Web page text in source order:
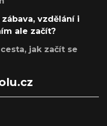
vzdělání i
ale začít?
jak začít se